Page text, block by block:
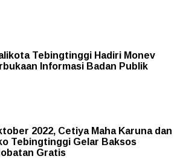
Tebingtinggi Hadiri Monev
Informasi Badan Publik
2022, Cetiya Maha Karuna dan
Tebingtinggi Gelar Baksos
Gratis